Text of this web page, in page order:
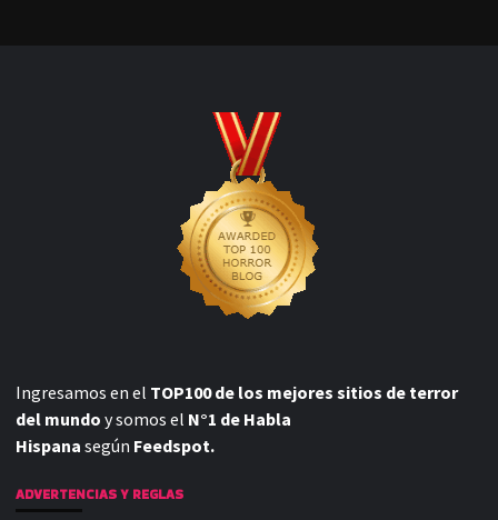
Ingresamos en el TOP100 de los mejores sitios de terror
del mundo y somos el N°1 de Habla
Hispana según Feedspot.
ADVERTENCIAS Y REGLAS